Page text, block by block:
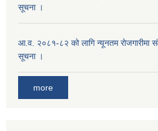
सूचना ।
आ.व. २०८१-८२ को लागि न्यूनतम रोजगारीमा
सूचना ।
more